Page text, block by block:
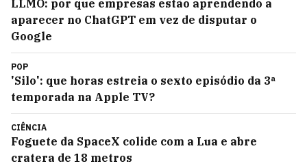
LLMO: por que empresas estão aprendendo a
aparecer no ChatGPT em vez de disputar o
Google
POP
'Silo': que horas estreia o sexto episódio da 3ª
temporada na Apple TV?
CIÊNCIA
Foguete da SpaceX colide com a Lua e abre
cratera de 18 metros